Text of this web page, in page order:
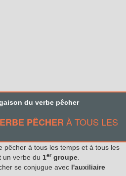
du verbe pêcher
PÊCHER À TOUS LES
pêcher à tous les temps et à tous les
un verbe du 1er groupe
se conjugue avec l'auxiliaire